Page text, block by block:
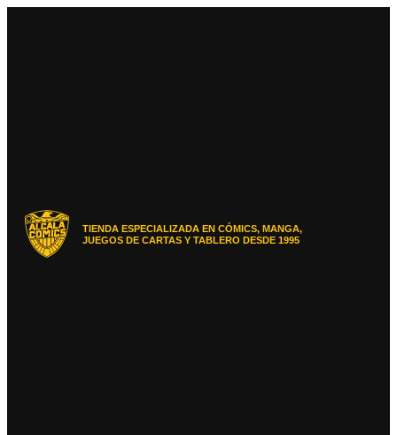
TIENDA ESPECIALIZADA EN CÓMICS, MANGA,
JUEGOS DE CARTAS Y TABLERO DESDE 1995